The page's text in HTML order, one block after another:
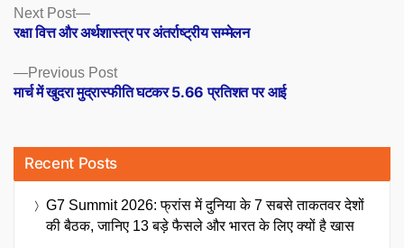
Posts
navigation
Previous PostPrevious
post:
मार्च में खुदरा मुद्रास्फीति घटकर 5.66 प्रतिशत पर आई
Next Post
Next
post:
रक्षा वित्त और अर्थशास्त्र पर अंतर्राष्ट्रीय सम्मेलन
Recent Posts
G7 Summit 2026: फ्रांस में दुनिया के 7 सबसे ताकतवर देशों
की बैठक, जानिए 13 बड़े फैसले और भारत के लिए क्यों है खास